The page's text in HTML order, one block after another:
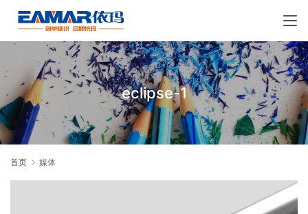
eclipse-1
首页 媒体